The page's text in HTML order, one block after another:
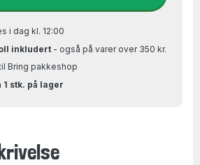
i dag kl. 12:00
inkludert- også på varer over 350 kr.
Bring pakkeshop
1 stk. på lager